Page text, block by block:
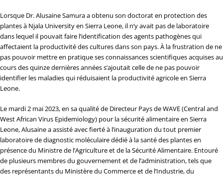
Lorsque Dr. Alusaine Samura a obtenu son doctorat en protection des
plantes à Njala University en Sierra Leone, il n’y avait pas de laboratoire
dans lequel il pouvait faire l’identification des agents pathogènes qui
affectaient la productivité des cultures dans son pays. À la frustration de ne
pas pouvoir mettre en pratique ses connaissances scientifiques acquises au
cours des quinze dernières années s’ajoutait celle de ne pas pouvoir
identifier les maladies qui réduisaient la productivité agricole en Sierra
Leone.
Le mardi 2 mai 2023, en sa qualité de Directeur Pays de WAVE (Central and
West African Virus Epidemiology) pour la sécurité alimentaire en Sierra
Leone, Alusaine a assisté avec fierté à l’inauguration du tout premier
laboratoire de diagnostic moléculaire dédié à la santé des plantes en
présence du Ministre de l’Agriculture et de la Sécurité Alimentaire. Entouré
de plusieurs membres du gouvernement et de l’administration, tels que
des représentants du Ministère du Commerce et de l’Industrie, du